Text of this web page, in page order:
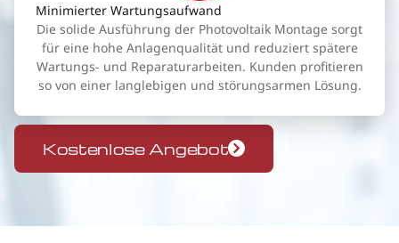
Minimierter Wartungsaufwand
Die solide Ausführung der Photovoltaik Montage sorgt
für eine hohe Anlagenqualität und reduziert spätere
Wartungs- und Reparaturarbeiten. Kunden profitieren
so von einer langlebigen und störungsarmen Lösung.
Kostenlose Angebot